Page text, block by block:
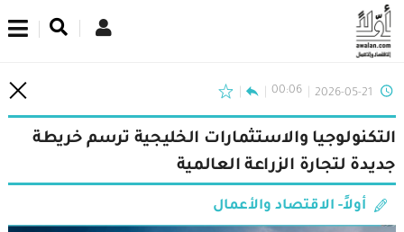
2026-05-21
00:06
التكنولوجيا والاستثمارات الخليجية ترسم خريطة
جديدة لتجارة الزراعة العالمية
أولاً- الاقتصاد والأعمال
اشترك في نشرتنا الإخبارية